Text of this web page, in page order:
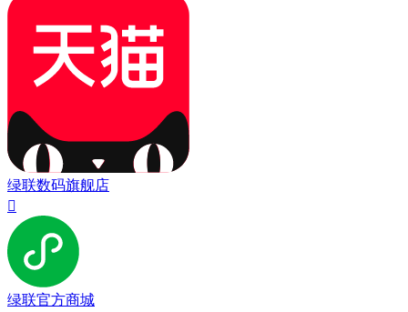
绿联数码旗舰店

绿联官方商城